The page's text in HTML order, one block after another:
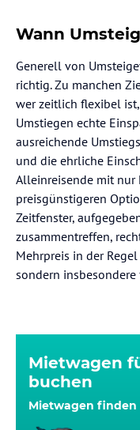
Wann
Generell von
richtig. Zu manchen
wer zeitlich flexibel
Umstiegen echte
ausreichende
und die ehrliche
Alleinreisende mit
preisgünstigeren
Zeitfenster,
zusammentreffen,
Mehrpreis in der
sondern
Mietwagen
buchen
Mietwagen finden